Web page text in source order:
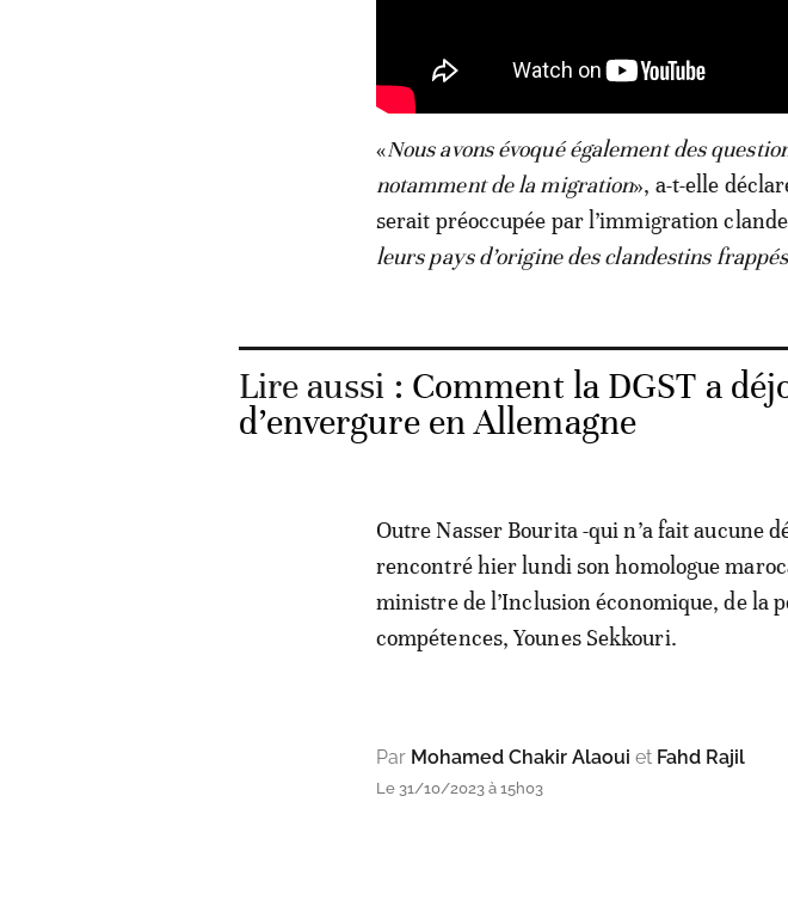
«Nous avons évoqué également des
notamment de la migration», a-t-elle
serait préoccupée par l’immigration
leurs pays d’origine des clandestins
Lire aussi : Comment la DGST a
d’envergure en Allemagne
Outre Nasser Bourita -qui n’a fait aucune
rencontré hier lundi son homologue
ministre de l’Inclusion économique, de la
compétences, Younes Sekkouri.
Par Mohamed Chakir Alaoui et Fahd Rajil
Le 31/10/2023 à 15h03